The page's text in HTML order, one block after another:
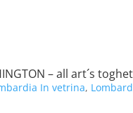
– all art´s
In vetrina,